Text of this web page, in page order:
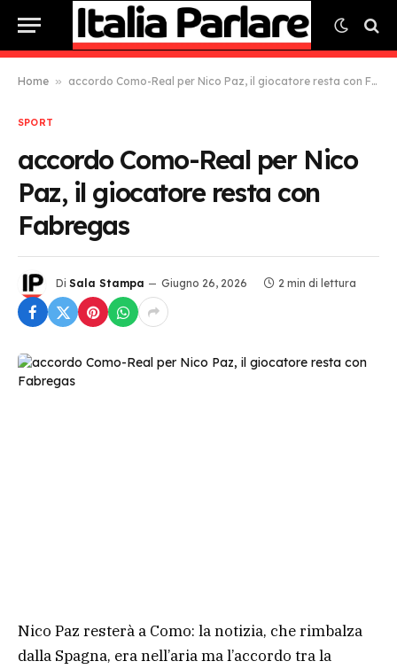
Home » accordo Como-Real per Nico Paz, il giocatore resta con Fabregas
SPORT
accordo Como-Real per Nico
Paz, il giocatore resta con
Fabregas
Di Sala Stampa Giugno 26, 2026 2 min di lettura
Nico Paz resterà a Como: la notizia, che rimbalza
dalla Spagna, era nell’aria ma l’accordo tra la